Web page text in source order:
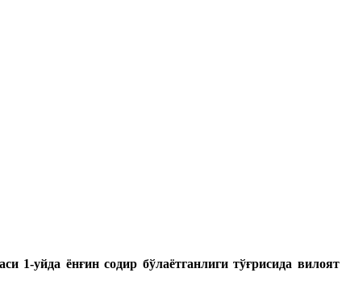
уйда ёнғин содир бўлаётганлиги тўғрисида вилоят